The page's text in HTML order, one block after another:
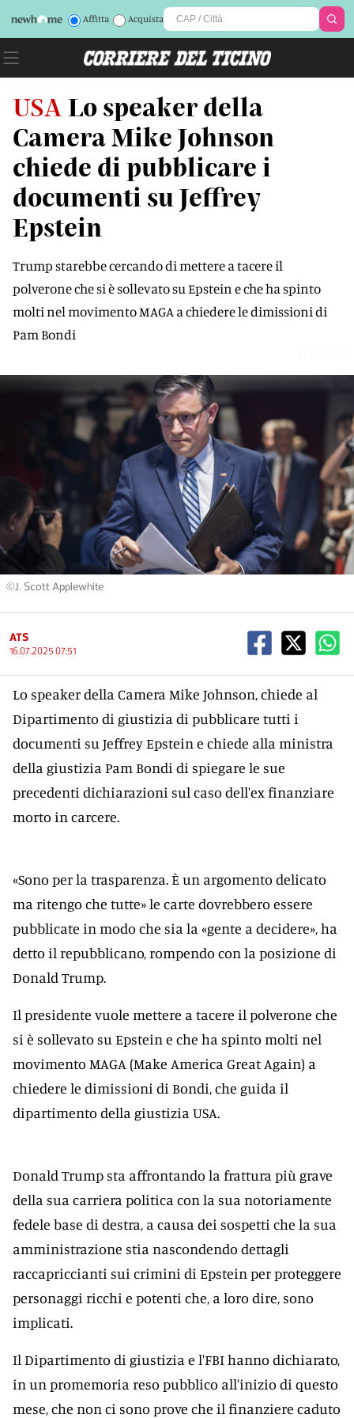
Affitta Acquista
USA Lo speaker della
Camera Mike Johnson
chiede di pubblicare i
documenti su Jeffrey
Epstein
Trump starebbe cercando di mettere a tacere il
polverone che si è sollevato su Epstein e che ha spinto
molti nel movimento MAGA a chiedere le dimissioni di
Pam Bondi
©J. Scott Applewhite
ATS
16.07.2025 07:51
Lo speaker della Camera Mike Johnson, chiede al
Dipartimento di giustizia di pubblicare tutti i
documenti su Jeffrey Epstein e chiede alla ministra
della giustizia Pam Bondi di spiegare le sue
precedenti dichiarazioni sul caso dell'ex finanziare
morto in carcere.
«Sono per la trasparenza. È un argomento delicato
ma ritengo che tutte» le carte dovrebbero essere
pubblicate in modo che sia la «gente a decidere», ha
detto il repubblicano, rompendo con la posizione di
Donald Trump.
Il presidente vuole mettere a tacere il polverone che
si è sollevato su Epstein e che ha spinto molti nel
movimento MAGA (Make America Great Again) a
chiedere le dimissioni di Bondi, che guida il
dipartimento della giustizia USA.
Donald Trump sta affrontando la frattura più grave
della sua carriera politica con la sua notoriamente
fedele base di destra, a causa dei sospetti che la sua
amministrazione stia nascondendo dettagli
raccapriccianti sui crimini di Epstein per proteggere
personaggi ricchi e potenti che, a loro dire, sono
implicati.
Il Dipartimento di giustizia e l'FBI hanno dichiarato,
in un promemoria reso pubblico all'inizio di questo
mese, che non ci sono prove che il finanziere caduto